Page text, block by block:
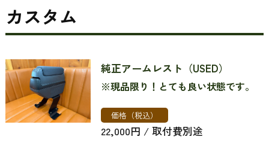
カスタム
純正アームレスト（USED）
※現品限り！とても良い状態です。
価格（税込）
22,000円 / 取付費別途